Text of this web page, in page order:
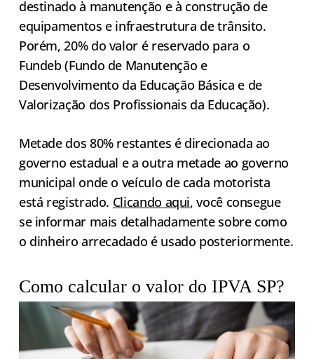
destinado à manutenção e à construção de
equipamentos e infraestrutura de trânsito.
Porém, 20% do valor é reservado para o
Fundeb (Fundo de Manutenção e
Desenvolvimento da Educação Básica e de
Valorização dos Profissionais da Educação).
Metade dos 80% restantes é direcionada ao
governo estadual e a outra metade ao governo
municipal onde o veículo de cada motorista
está registrado. Clicando aqui, você consegue
se informar mais detalhadamente sobre como
o dinheiro arrecadado é usado posteriormente.
Como calcular o valor do IPVA SP?